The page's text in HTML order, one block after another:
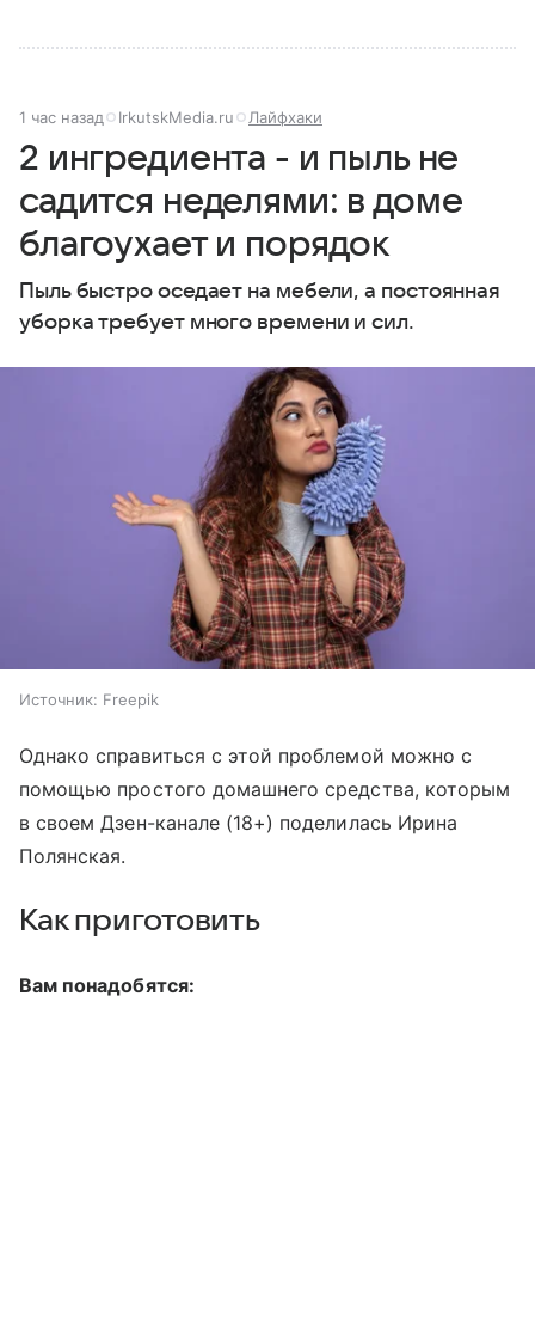
1 час назад IrkutskMedia.ru Лайфхаки
2 ингредиента - и пыль не
садится неделями: в доме
благоухает и порядок
Пыль быстро оседает на мебели, а постоянная
уборка требует много времени и сил.
Источник: Freepik
Однако справиться с этой проблемой можно с
помощью простого домашнего средства, которым
в своем Дзен-канале (18+) поделилась Ирина
Полянская.
Как приготовить
Вам понадобятся: